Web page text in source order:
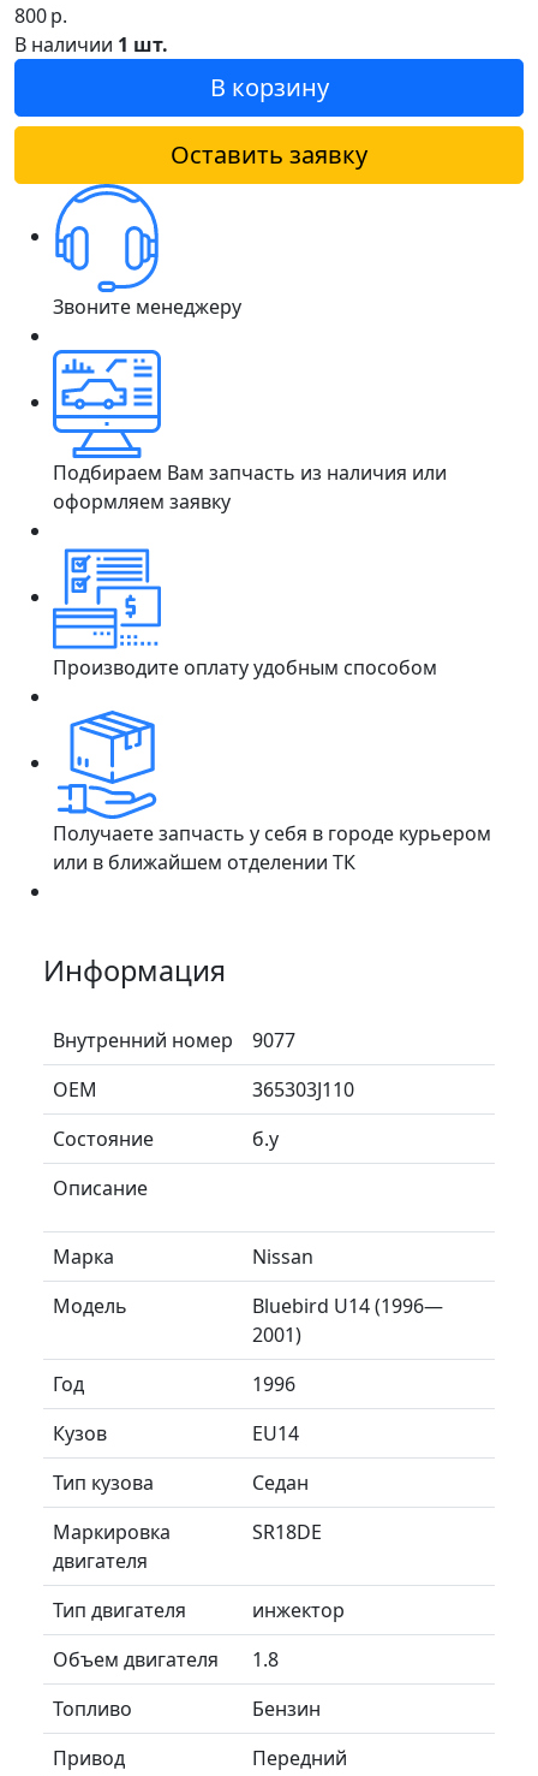
800р.
В наличии 1 шт.
В корзину
Оставить заявку
Звоните менеджеру
Подбираем Вам запчасть из наличия или
оформляем заявку
Производите оплату удобным способом
Получаете запчасть у себя в городе курьером
или в ближайшем отделении ТК
Информация
Внутренний номер
9077
ОЕМ
365303J110
Состояние
б.у
Описание
Марка
Nissan
Модель
Bluebird U14 (1996—
2001)
Год
1996
Кузов
EU14
Тип кузова
Седан
Маркировка
двигателя
SR18DE
Тип двигателя
инжектор
Объем двигателя
1.8
Топливо
Бензин
Привод
Передний